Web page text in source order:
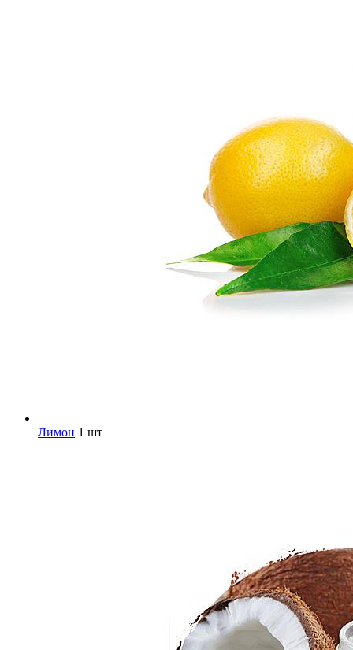
Лимон 1 шт